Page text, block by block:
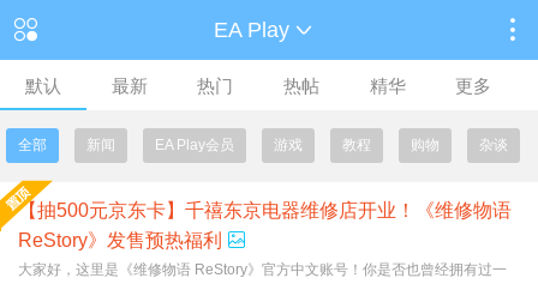
EA Play
默认 最新 热门 热帖 精华 更多
全部 新闻 EA Play会员 游戏 教程 购物 杂谈
【抽500元京东卡】千禧东京电器维修店开业！《维修物语
ReStory》发售预热福利
大家好，这里是《维修物语 ReStory》官方中文账号！你是否也曾经拥有过一